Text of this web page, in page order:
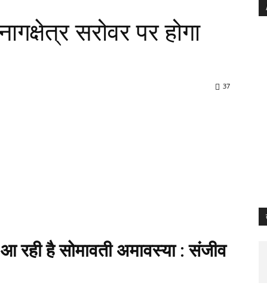
सरोवर पर होगा
37
रही है सोमावती अमावस्या : संजीव